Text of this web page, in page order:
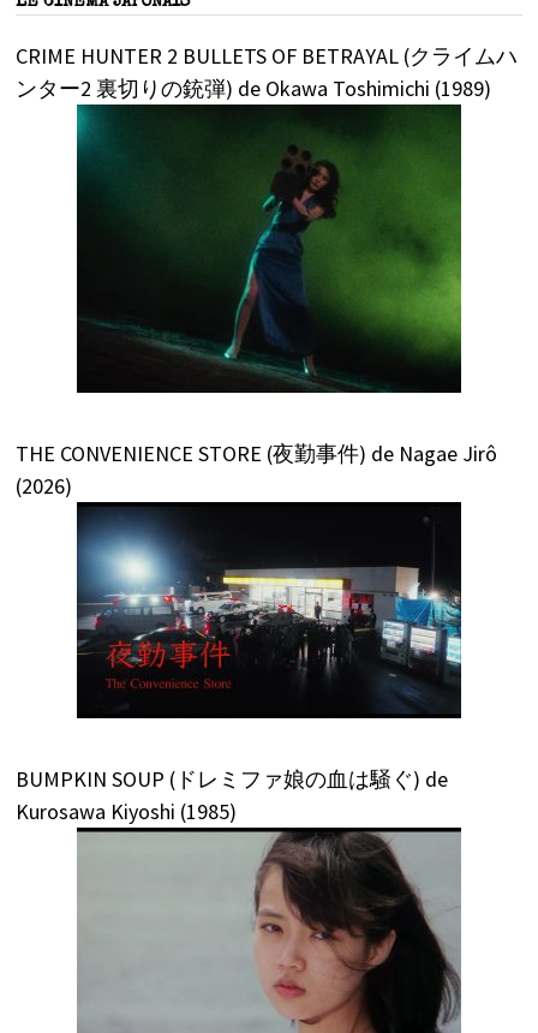
CRIME HUNTER 2 BULLETS OF BETRAYAL (クライムハ
ンター2 裏切りの銃弾) de Okawa Toshimichi (1989)
THE CONVENIENCE STORE (夜勤事件) de Nagae Jirô
(2026)
BUMPKIN SOUP (ドレミファ娘の血は騒ぐ) de
Kurosawa Kiyoshi (1985)